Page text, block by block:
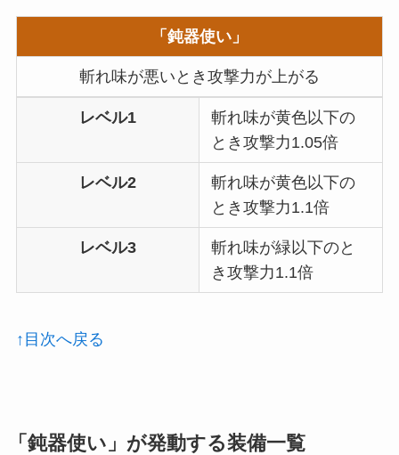
「鈍器使い」
斬れ味が悪いとき攻撃力が上がる
レベル1
斬れ味が黄色以下の
とき攻撃力1.05倍
レベル2
斬れ味が黄色以下の
とき攻撃力1.1倍
レベル3
斬れ味が緑以下のと
き攻撃力1.1倍
↑目次へ戻る
「鈍器使い」が発動する装備一覧